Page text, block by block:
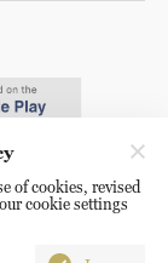
16A
of cookies, revised
cookie settings